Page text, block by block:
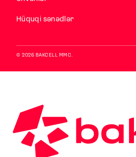
Hüquqi sənədlər
© 2026 BAKCELL MMC.